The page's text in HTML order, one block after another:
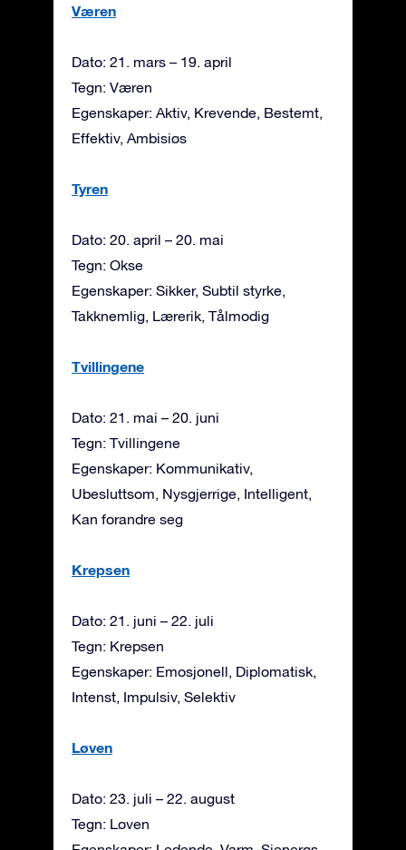
Væren
Dato: 21. mars – 19. april
Tegn: Væren
Egenskaper: Aktiv, Krevende, Bestemt,
Effektiv, Ambisiøs
Tyren
Dato: 20. april – 20. mai
Tegn: Okse
Egenskaper: Sikker, Subtil styrke,
Takknemlig, Lærerik, Tålmodig
Tvillingene
Dato: 21. mai – 20. juni
Tegn: Tvillingene
Egenskaper: Kommunikativ,
Ubesluttsom, Nysgjerrige, Intelligent,
Kan forandre seg
Krepsen
Dato: 21. juni – 22. juli
Tegn: Krepsen
Egenskaper: Emosjonell, Diplomatisk,
Intenst, Impulsiv, Selektiv
Løven
Dato: 23. juli – 22. august
Tegn: Løven